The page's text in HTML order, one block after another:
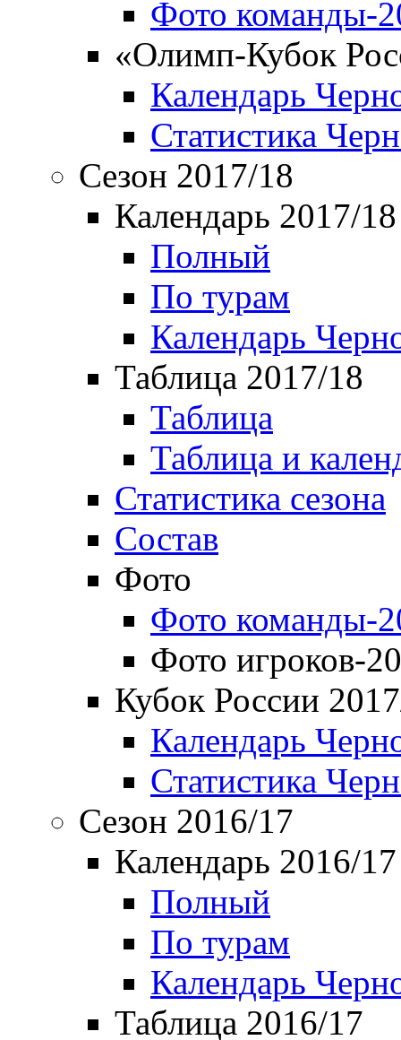
Фото команды-
«Олимп-Кубок
Календарь
Статистика
Сезон 2017/18
Календарь 2017/18
Полный
По турам
Календарь
Таблица 2017/18
Таблица
Таблица и
Статистика сезона
Состав
Фото
Фото команды-
Фото игроков-
Кубок России
Календарь
Статистика
Сезон 2016/17
Календарь 2016/17
Полный
По турам
Календарь
Таблица 2016/17